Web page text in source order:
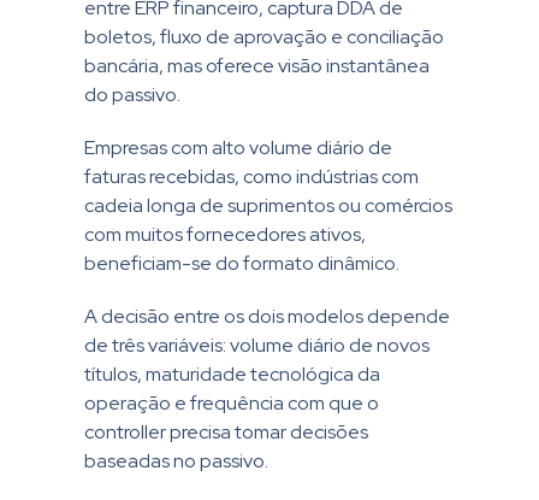
entre ERP financeiro, captura DDA de
boletos, fluxo de aprovação e conciliação
bancária, mas oferece visão instantânea
do passivo.
Empresas com alto volume diário de
faturas recebidas, como indústrias com
cadeia longa de suprimentos ou comércios
com muitos fornecedores ativos,
beneficiam-se do formato dinâmico.
A decisão entre os dois modelos depende
de três variáveis: volume diário de novos
títulos, maturidade tecnológica da
operação e frequência com que o
controller precisa tomar decisões
baseadas no passivo.